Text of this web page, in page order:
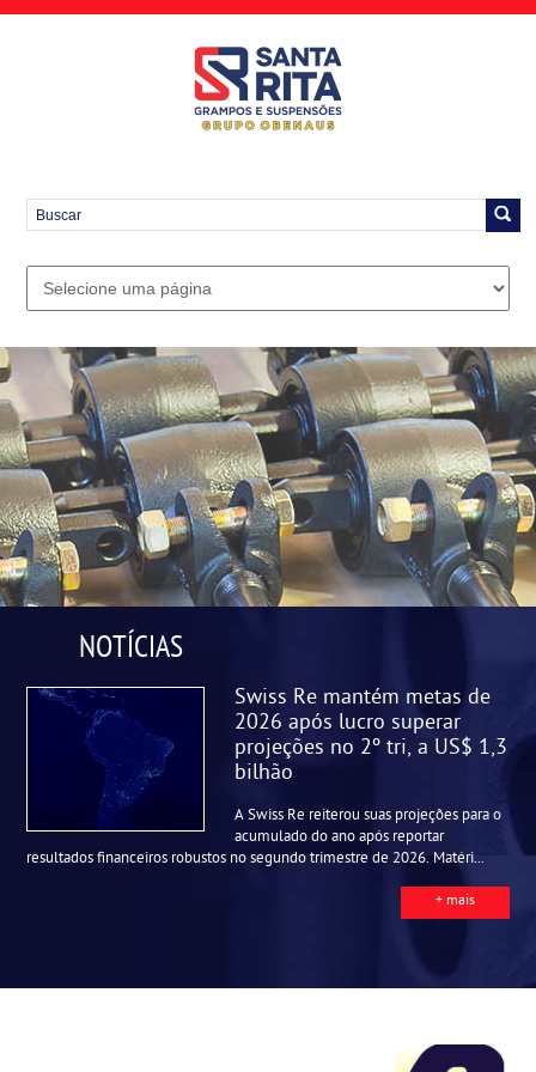
NOTÍCIAS
Swiss Re mantém metas de
2026 após lucro superar
projeções no 2º tri, a US$ 1,3
bilhão
A Swiss Re reiterou suas projeções para o
acumulado do ano após reportar
resultados financeiros robustos no segundo trimestre de 2026. Matéri...
+ mais